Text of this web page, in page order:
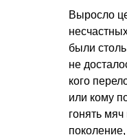
Выросло
были
не
кого
или кому
гонять